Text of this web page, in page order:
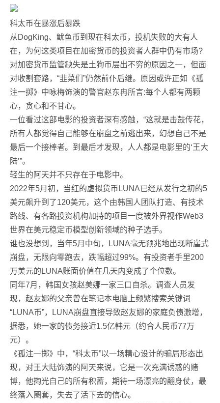
科太币在暴涨后暴跌
从DogKing、鱿鱼币到现在科太币，投机失败的大有人
在，为何这类项目在加密货币的投资者人群中仍有市场?
对加密货币监管缺失是土狗币层出不穷的原因之一，但面
对收割套路，“韭菜们”仍然前仆后继。原因或许正如《孤
注一掷》中咏梅饰演的警官赵东冉所言:每个人都有两颗
心，贪心和不甘心。
一位看过这部电影的投资者深有感触，“这就是击鼓传花，
所有人都觉得自己能够在崩盘之前逃出来，幻想自己不是
最后一个接棒者。到最后才发现，人人都是电影里的‘王大
陆’”。
轻生的阿天并不只存在于电影中。
2022年5月初，当红的虚拟货币LUNA已经从发行之初的5
美元飙升到了120美元，这个由韩国人团队打造、有技术
路线、有各路投资机构加持的项目一度被外界视作Web3
世界在美元稳定币模型创新领域的种子选手。
谁也没想到，当年5月中旬，LUNA毫无预兆地出现断崖式
崩盘，无限向零跑去，跌幅超过99%。有投资者手里200
万美元的LUNA账面价值在几天内变成了个位数。
同年7月，韩国女孩赵美娜一家三口自杀。调查人员发
现，赵友娜的父亲曾在笔记本电脑上频繁搜索关键词
“LUNA币”，LUNA崩盘直接导致赵友娜的家庭负债激增，
据悉，她一家的债务接近1.5亿韩元（约合人民币77万
元）。
《孤注一掷》中，“科太币”以一场精心设计的骗局形态出
现，对王大陆饰演的阿天来说，它是一次充满诱惑的赌
博，他掏光自己的所有积蓄，期待一场漂亮的翻身仗，最
终落入圈套，失去了活下去的信心。